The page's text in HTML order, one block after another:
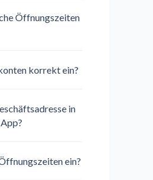
Öffnungszeiten
korrekt ein?
in
ein?